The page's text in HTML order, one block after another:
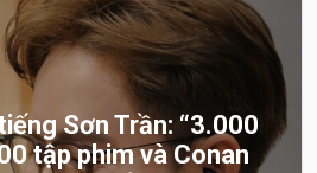
Sơn Trần: “3.000
tập phim và Conan